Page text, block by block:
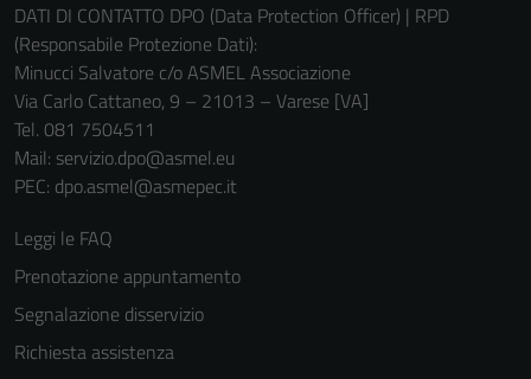
DATI DI CONTATTO DPO (Data Protection Officer) | RPD
(Responsabile Protezione Dati):
Minucci Salvatore c/o ASMEL Associazione
Via Carlo Cattaneo, 9 – 21013 – Varese [VA]
Tel. 081 7504511
Mail: servizio.dpo@asmel.eu
PEC: dpo.asmel@asmepec.it
Leggi le FAQ
Prenotazione appuntamento
Segnalazione disservizio
Richiesta assistenza